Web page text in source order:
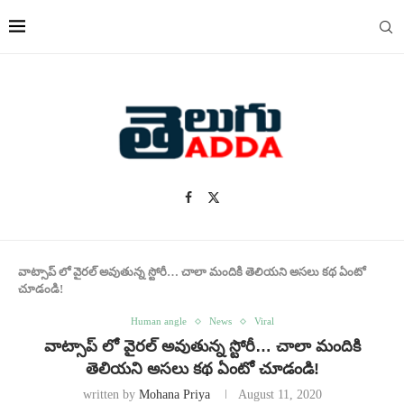
వాట్సాప్ లో వైరల్ అవుతున్న స్టోరీ… చాలా మందికి తెలియని అసలు కథ ఏంటో
చూడండి!
Human angle News Viral
వాట్సాప్ లో వైరల్ అవుతున్న స్టోరీ… చాలా మందికి
తెలియని అసలు కథ ఏంటో చూడండి!
written by Mohana Priya August 11, 2020